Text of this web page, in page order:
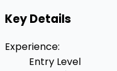
Key Details
Experience:
Entry Level